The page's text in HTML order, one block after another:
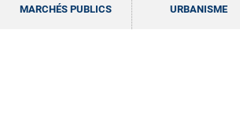
MARCHÉS PUBLICS URBANISME